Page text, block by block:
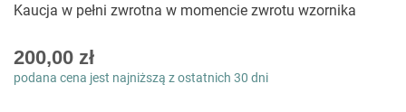
Kaucja w pełni zwrotna w momencie zwrotu wzornika
200,00 zł
podana cena jest najniższą z ostatnich 30 dni